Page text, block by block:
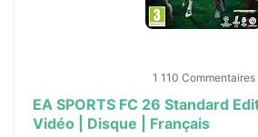
1 110 Commentaires
EA SPORTS FC 26 Standard
Vidéo | Disque | Français